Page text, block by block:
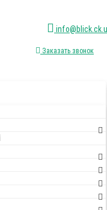
Заказать звонок